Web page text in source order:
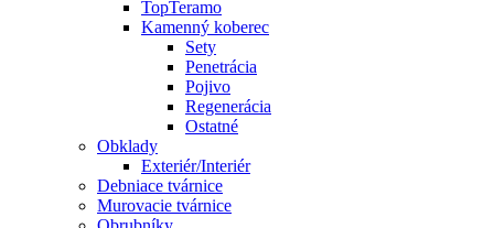
TopTeramo
Kamenný koberec
Sety
Penetrácia
Pojivo
Regenerácia
Ostatné
Obklady
Exteriér/Interiér
Debniace tvárnice
Murovacie tvárnice